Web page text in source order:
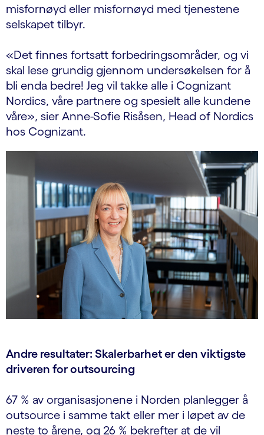
misfornøyd eller misfornøyd med tjenestene
selskapet tilbyr.
«Det finnes fortsatt forbedringsområder, og vi
skal lese grundig gjennom undersøkelsen for å
bli enda bedre! Jeg vil takke alle i Cognizant
Nordics, våre partnere og spesielt alle kundene
våre», sier Anne-Sofie Risåsen, Head of Nordics
hos Cognizant.
Andre resultater: Skalerbarhet er den viktigste
driveren for outsourcing
67 % av organisasjonene i Norden planlegger å
outsource i samme takt eller mer i løpet av de
neste to årene, og 26 % bekrefter at de vil